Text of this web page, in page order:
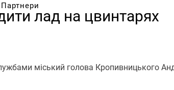
Партнери
лад на цвинтарях
міський голова Кропивницького